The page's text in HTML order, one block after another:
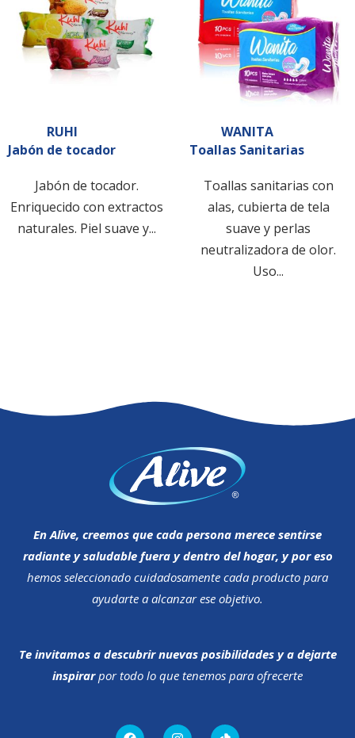
RUHI
Jabón de tocador
Jabón de tocador.
Enriquecido con extractos
naturales. Piel suave y...
WANITA
Toallas Sanitarias
Toallas sanitarias con
alas, cubierta de tela
suave y perlas
neutralizadora de olor.
Uso...
En Alive, creemos que cada persona merece sentirse
radiante y saludable fuera y dentro del hogar, y por eso
hemos seleccionado cuidadosamente cada producto para
ayudarte a alcanzar ese objetivo.
Te invitamos a descubrir nuevas posibilidades y a dejarte
inspirarpor todo lo que tenemos para ofrecerte